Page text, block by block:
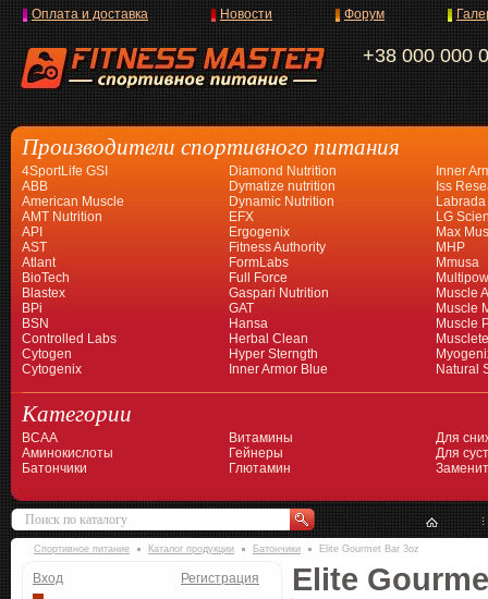
+38 000 000
Оплата и доставка Новости Форум
Производители спортивного питания
4SportLife GSI
ABB
American Muscle
AMT Nutrition
API
AST
Atlant
BioTech
Blastex
BPi
BSN
Controlled Labs
Cytogen
Cytogenix
Diamond Nutrition
Dymatize nutrition
Dynamic Nutrition
EFX
Ergogenix
Fitness Authority
FormLabs
Full Force
Gaspari Nutrition
GAT
Hansa
Herbal Clean
Hyper Sterngth
Inner Armor Blue
Inner
Iss
Labrada
LG
Max
MHP
Mmusa
Muscle
Muscle
Muscle
Natural
Категории
BCAA
Аминокислоты
Батончики
Витамины
Гейнеры
Глютамин
Для
Для
Спортивное питание Каталог продукции Батончики Elite Gourmet Bar 3oz
Вход Регистрация Elite